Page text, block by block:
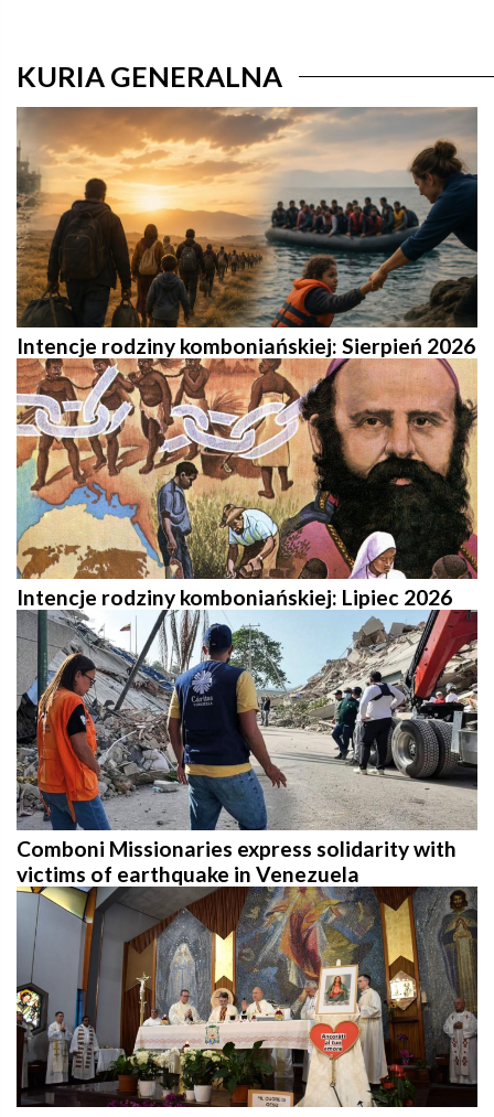
KURIA GENERALNA
Intencje rodziny komboniańskiej: Sierpień 2026
Intencje rodziny komboniańskiej: Lipiec 2026
Comboni Missionaries express solidarity with
victims of earthquake in Venezuela